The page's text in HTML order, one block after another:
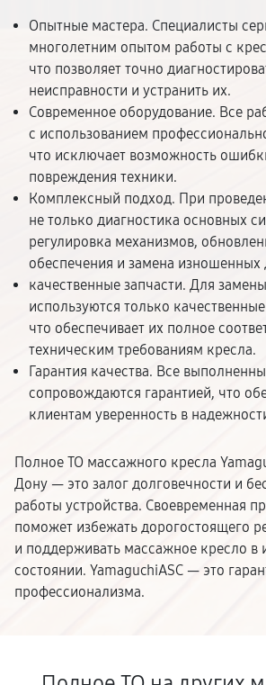
Опытные мастера. Специалисты
многолетним опытом работы с
что позволяет точно
неисправности и устранить их.
Современное оборудование. Все
с использованием
что исключает возможность
повреждения техники.
Комплексный подход. При
не только диагностика основных
регулировка механизмов,
обеспечения и замена изношенных
качественные запчасти. Для
используются только
что обеспечивает их полное
техническим требованиям кресла.
Гарантия качества. Все
сопровождаются гарантией, что
клиентам уверенность в
Полное ТО массажного кресла
Дону — это залог долговечности и
работы устройства. Своевременная
поможет избежать дорогостоящего
и поддерживать массажное кресло в
состоянии. YamaguchiASC — это
профессионализма.